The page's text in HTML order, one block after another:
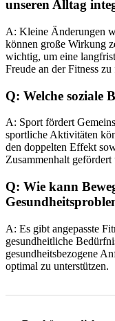
unseren Alltag
A: Kleine Änderungen
können große Wirkung
wichtig, um eine
Freude an der Fitness zu
Q: Welche soziale
A: Sport fördert
sportliche Aktivitäten
den doppelten Effekt
Zusammenhalt gefördert
Q: Wie kann
A: Es gibt angepasste
gesundheitliche
gesundheitsbezogene
optimal zu unterstützen.